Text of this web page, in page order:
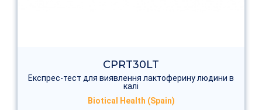
CPRT30LT
Експрес-тест для виявлення лактоферину людини в
калі
Biotical Health (Spain)